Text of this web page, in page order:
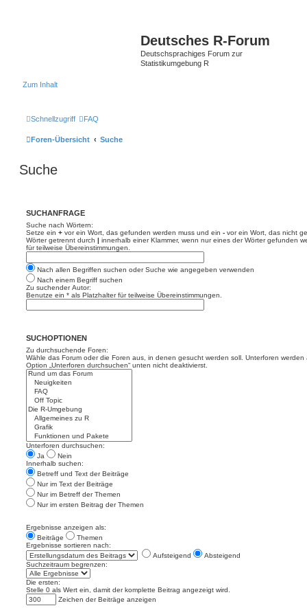
Deutsches R-Forum
Deutschsprachiges Forum zur
Statistikumgebung R
Zum Inhalt
Schnellzugriff FAQ
Foren-Übersicht Suche
Suche
SUCHANFRAGE
Suche nach Wörtern:
Setze ein + vor ein Wort, das gefunden werden muss und ein - vor ein Wort, das nicht
Wörter getrennt durch | innerhalb einer Klammer, wenn nur eines der Wörter gefunden
für teilweise Übereinstimmungen.
Nach allen Begriffen suchen oder Suche wie angegeben verwenden
Nach einem Begriff suchen
Zu suchender Autor:
Benutze ein * als Platzhalter für teilweise Übereinstimmungen.
SUCHOPTIONEN
Zu durchsuchende Foren:
Wähle das Forum oder die Foren aus, in denen gesucht werden soll. Unterforen
Option „Unterforen durchsuchen“ unten nicht deaktivierst.
Unterforen durchsuchen:
Ja
Nein
Innerhalb suchen:
Betreff und Text der Beiträge
Nur im Text der Beiträge
Nur im Betreff der Themen
Nur im ersten Beitrag der Themen
Ergebnisse anzeigen als:
Beiträge
Themen
Ergebnisse sortieren nach:
Aufsteigend
Absteigend
Suchzeitraum begrenzen:
Die ersten:
Stelle 0 als Wert ein, damit der komplette Beitrag angezeigt wird.
Zeichen der Beiträge anzeigen